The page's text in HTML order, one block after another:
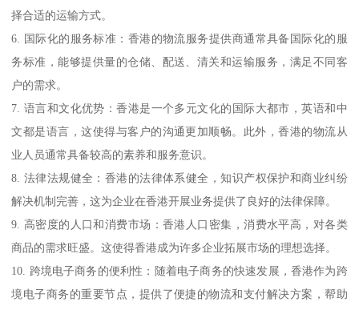
择合适的运输方式。
6. 国际化的服务标准：香港的物流服务提供商通常具备国际化的服
务标准，能够提供量的仓储、配送、清关和运输服务，满足不同客
户的需求。
7. 语言和文化优势：香港是一个多元文化的国际大都市，英语和中
文都是语言，这使得与客户的沟通更加顺畅。此外，香港的物流从
业人员通常具备较高的素养和服务意识。
8. 法律法规健全：香港的法律体系健全，知识产权保护和商业纠纷
解决机制完善，这为企业在香港开展业务提供了良好的法律保障。
9. 高密度的人口和消费市场：香港人口密集，消费水平高，对各类
商品的需求旺盛。这使得香港成为许多企业拓展市场的理想选择。
10. 跨境电子商务的便利性：随着电子商务的快速发展，香港作为跨
境电子商务的重要节点，提供了便捷的物流和支付解决方案，帮助